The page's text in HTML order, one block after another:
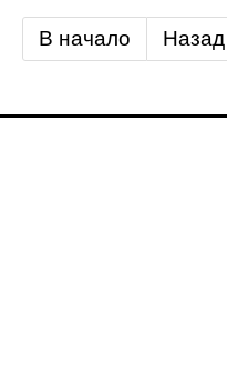
В начало Назад